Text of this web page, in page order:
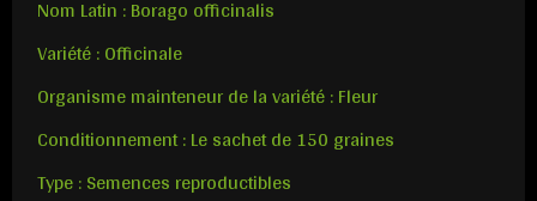
Nom Latin : Borago officinalis
Variété : Officinale
Organisme mainteneur de la variété : Fleur
Conditionnement : Le sachet de 150 graines
Type : Semences reproductibles